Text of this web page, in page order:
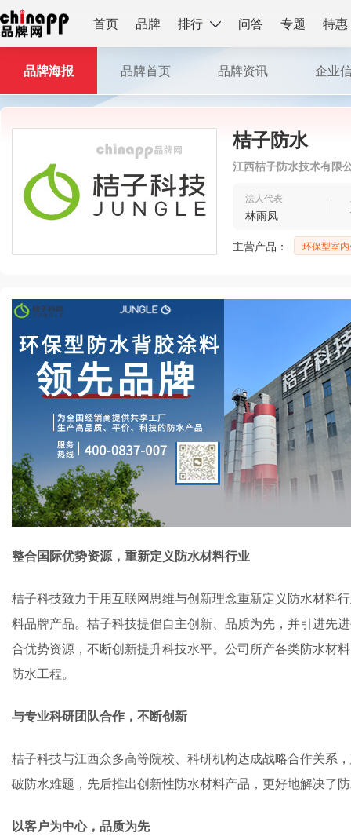
首页 品牌 排行 问答 专题 特惠
桔子防水
江西桔子防水技术有限
法人代表
林雨凤
主营产品：
环保型室
品牌海报 品牌首页 品牌资讯 企业
整合国际优势资源，重新定义防水材料行业
桔子科技致力于用互联网思维与创新理念重新定义防水材料
料品牌产品。桔子科技提倡自主创新、品质为先，并引进先
合优势资源，不断创新提升科技水平。公司所产各类防水材
防水工程。
与专业科研团队合作，不断创新
桔子科技与江西众多高等院校、科研机构达成战略合作关系
破防水难题，先后推出创新性防水材料产品，更好地解决了
以客户为中心，品质为先